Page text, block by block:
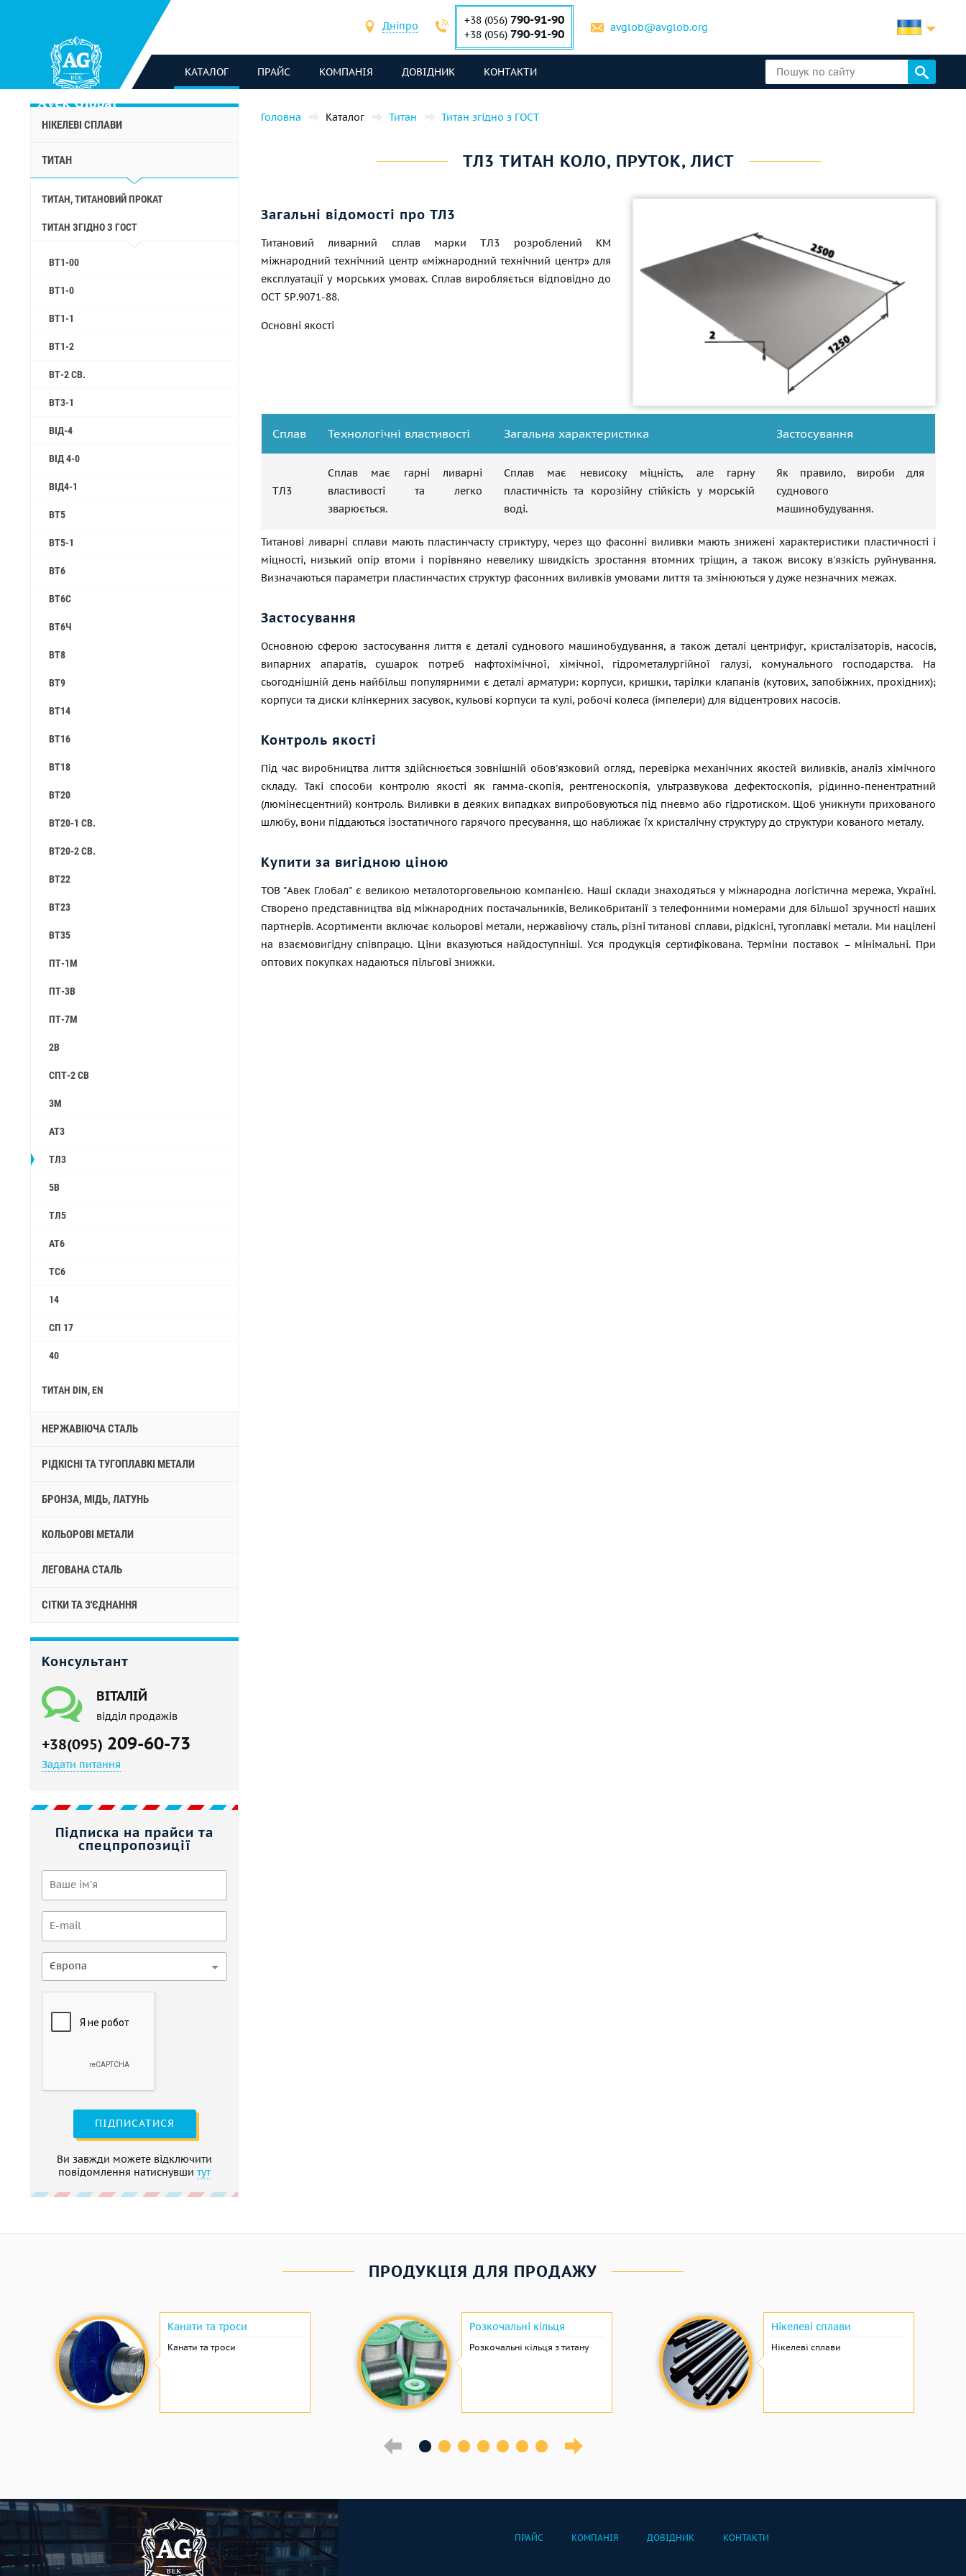
Дніпро +38 (056) 790-91-90
+38 (056) 790-91-90 avglob@avglob.org
КАТАЛОГ ПРАЙС КОМПАНІЯ ДОВІДНИК КОНТАКТИ
НІКЕЛЕВІ СПЛАВИ
ТИТАН
ТИТАН, ТИТАНОВИЙ ПРОКАТ
ТИТАН ЗГІДНО З ГОСТ
ВТ1-00
ВТ1-0
ВТ1-1
ВТ1-2
ВТ-2 СВ.
ВТ3-1
ВІД-4
ВІД 4-0
ВІД4-1
ВТ5
ВТ5-1
ВТ6
ВТ6С
ВТ6Ч
ВТ8
ВТ9
ВТ14
ВТ16
ВТ18
ВТ20
ВТ20-1 СВ.
ВТ20-2 СВ.
ВТ22
ВТ23
ВТ35
ПТ-1М
ПТ-3В
ПТ-7М
2B
СПТ-2 СВ
3М
АТ3
ТЛ3
5B
ТЛ5
АТ6
ТС6
14
СП 17
40
ТИТАН DIN, EN
НЕРЖАВІЮЧА СТАЛЬ
РІДКІСНІ ТА ТУГОПЛАВКІ МЕТАЛИ
БРОНЗА, МІДЬ, ЛАТУНЬ
КОЛЬОРОВІ МЕТАЛИ
ЛЕГОВАНА СТАЛЬ
СІТКИ ТА З'ЄДНАННЯ
Консультант
ВІТАЛІЙ
відділ продажів
+38(095) 209-60-73
Задати питання
Підписка на прайси та
спецпропозиції
Європа
ПІДПИСАТИСЯ
Ви завжди можете відключити
повідомлення натиснувши тут
Головна Каталог Титан Титан згідно з ГОСТ
ТЛ3 ТИТАН КОЛО, ПРУТОК, ЛИСТ
Загальні відомості про ТЛ3
Титановий ливарний сплав марки ТЛ3 розроблений КМ
міжнародний технічний центр «міжнародний технічний центр» для
експлуатації у морських умовах. Сплав виробляється відповідно до
ОСТ 5Р.9071-88.
Основні якості
Сплав Технологічні властивості Загальна характеристика Застосування
ТЛ3
Сплав має гарні ливарні
властивості та легко
зварюється.
Сплав має невисоку міцність, але гарну
пластичність та корозійну стійкість у морській
воді.
Як правило, вироби для
суднового
машинобудування.
Титанові ливарні сплави мають пластинчасту стриктуру, через що фасонні виливки мають знижені характеристики пластичності і
міцності, низький опір втоми і порівняно невелику швидкість зростання втомних тріщин, а також високу в'язкість руйнування.
Визначаються параметри пластинчастих структур фасонних виливків умовами лиття та змінюються у дуже незначних межах.
Застосування
Основною сферою застосування лиття є деталі суднового машинобудування, а також деталі центрифуг, кристалізаторів, насосів,
випарних апаратів, сушарок потреб нафтохімічної, хімічної, гідрометалургійної галузі, комунального господарства. На
сьогоднішній день найбільш популярними є деталі арматури: корпуси, кришки, тарілки клапанів (кутових, запобіжних, прохідних);
корпуси та диски клінкерних засувок, кульові корпуси та кулі, робочі колеса (імпелери) для відцентрових насосів.
Контроль якості
Під час виробництва лиття здійснюється зовнішній обов'язковий огляд, перевірка механічних якостей виливків, аналіз хімічного
складу. Такі способи контролю якості як гамма-скопія, рентгеноскопія, ультразвукова дефектоскопія, рідинно-пенентратний
(люмінесцентний) контроль. Виливки в деяких випадках випробовуються під пневмо або гідротиском. Щоб уникнути прихованого
шлюбу, вони піддаються ізостатичного гарячого пресування, що наближає їх кристалічну структуру до структури кованого металу.
Купити за вигідною ціною
ТОВ "Авек Глобал" є великою металоторговельною компанією. Наші склади знаходяться у міжнародна логістична мережа, Україні.
Створено представництва від міжнародних постачальників, Великобританії з телефонними номерами для більшої зручності наших
партнерів. Асортименти включає кольорові метали, нержавіючу сталь, різні титанові сплави, рідкісні, тугоплавкі метали. Ми націлені
на взаємовигідну співпрацю. Ціни вказуються найдоступніші. Уся продукція сертифікована. Терміни поставок – мінімальні. При
оптових покупках надаються пільгові знижки.
ПРОДУКЦІЯ ДЛЯ ПРОДАЖУ
Канати та троси
Канати та троси
Розкочальні кільця
Розкочальні кільця з титану
Нікелеві сплави
Нікелеві сплави
ПРАЙС КОМПАНІЯ ДОВІДНИК КОНТАКТИ